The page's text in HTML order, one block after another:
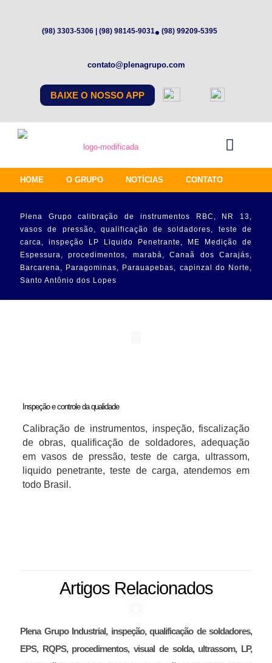
(98) 3303-5306 | (98) 98145-9031 (98) 99209-5395
contato@plenagrupo.com
BAIXE O NOSSO APP
HOME O GRUPO NOTÍCIAS CONTATO
Plena Grupo calibração de instrumentos RBC, NR 13,
vasos de pressão, qualificação de soldadores, teste de
carca, inspeção LP Liquido Penetrante, ME Medição de
Espessura, procedimentos, marabá, Canaã dos Carajás,
Barcarena, Paragominas, Parauapebas, capinzal do Norte,
Santo Antônio dos Lopes
Inspeção e controle da qualidade
Calibração de instrumentos, inspeção, fiscalização
de obras, qualificação de soldadores, adequação
em vasos de pressão, teste de carga, ultrassom,
liquido penetrante, teste de carga, atendemos em
todo Brasil.
Artigos Relacionados
Plena Grupo Industrial, inspeção, qualificação de soldadores,
EPS, RQPS, procedimentos, visual de solda, ultrassom, LP,